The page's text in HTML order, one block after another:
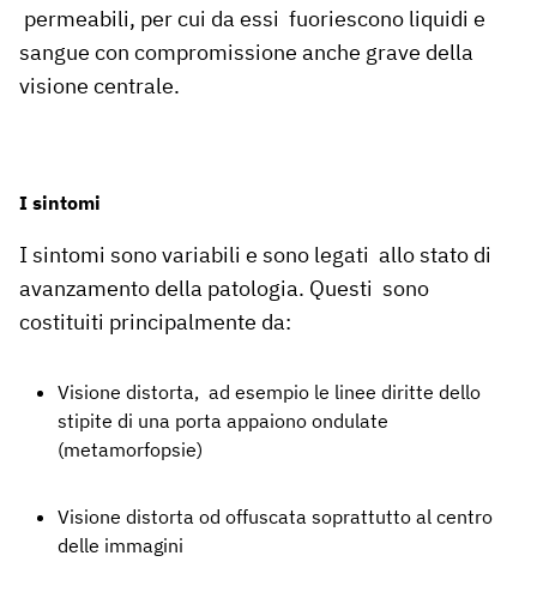
permeabili, per cui da essi fuoriescono liquidi e
sangue con compromissione anche grave della
visione centrale.
I sintomi
I sintomi sono variabili e sono legati allo stato di
avanzamento della patologia. Questi sono
costituiti principalmente da:
Visione distorta, ad esempio le linee diritte dello
stipite di una porta appaiono ondulate
(metamorfopsie)
Visione distorta od offuscata soprattutto al centro
delle immagini